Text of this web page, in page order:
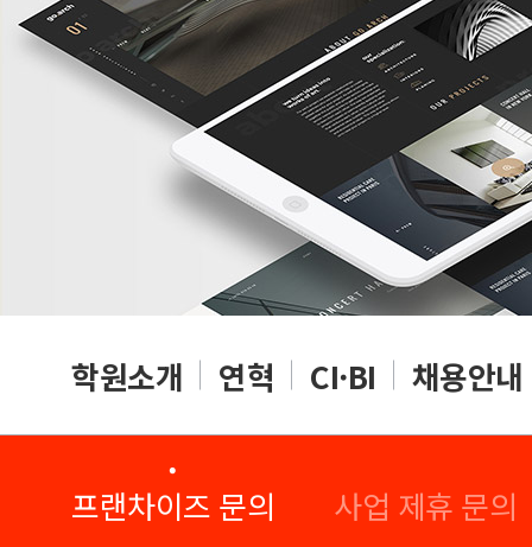
학원소개 연혁 CI·BI 채용안내
·
프랜차이즈 문의 사업 제휴 문의